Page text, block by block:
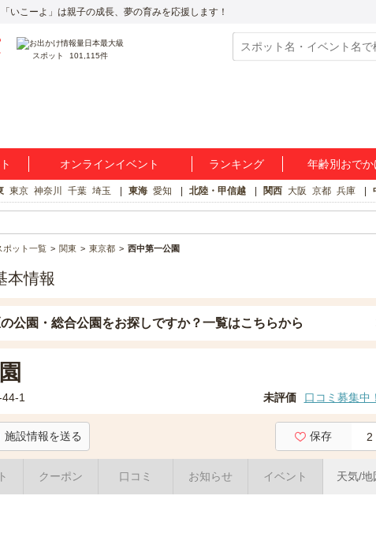
いこーよ」は親子の成長、夢の育みを応援します！
スポット 101,115件
オンラインイベント ランキング 年齢別おでか
東京 神奈川 千葉 埼玉 東海 愛知 北陸・甲信越 関西 大阪 京都 兵庫
ポット一覧 関東 東京都 西中第一公園
本情報
公園・総合公園をお探しですか？一覧はこちらから
1 未評価 口コミ募集中！
施設情報を送る 保存 2
クーポン 口コミ お知らせ イベント 天気/地